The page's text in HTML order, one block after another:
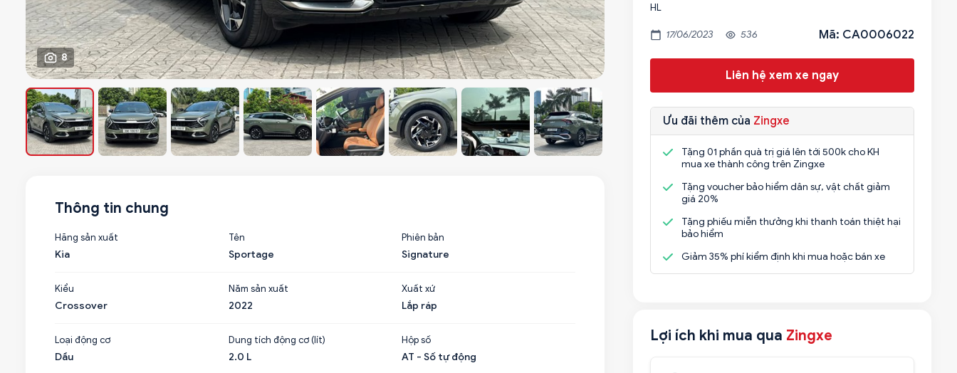
8
HL
17/06/2023 536 Mã: CA0006022
Liên hệ xem xe ngay
Ưu đãi thêm của Zingxe
Tặng 01 phần quà trị giá lên tới 500k cho KH
mua xe thành công trên Zingxe
Tặng voucher bảo hiểm dân sự, vật chất giảm
giá 20%
Tặng phiếu miễn thưởng khi thanh toán thiệt hại
bảo hiểm
Giảm 35% phí kiểm định khi mua hoặc bán xe
Lợi ích khi mua qua Zingxe
Thông tin chung
Hãng sản xuất
Kia
Tên
Sportage
Phiên bản
Signature
Kiểu
Crossover
Năm sản xuất
2022
Xuất xứ
Lắp ráp
Loại động cơ
Dầu
Dung tích động cơ (lít)
2.0 L
Hộp số
AT - Số tự động